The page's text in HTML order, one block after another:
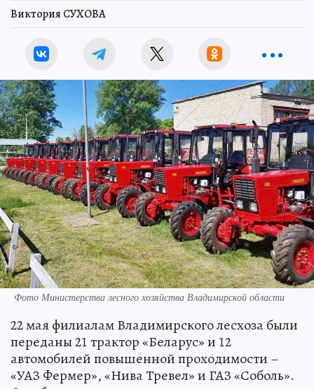
Виктория СУХОВА
Фото Министерства лесного хозяйства Владимирской области
22 мая филиалам Владимирского лесхоза были
переданы 21 трактор «Беларус» и 12
автомобилей повышенной проходимости –
«УАЗ Фермер», «Нива Тревел» и ГАЗ «Соболь».